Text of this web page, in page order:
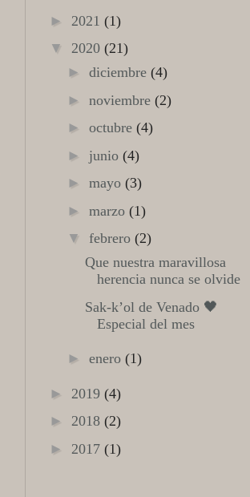
► 2021 (1)
▼ 2020 (21)
► diciembre (4)
► noviembre (2)
► octubre (4)
► junio (4)
► mayo (3)
► marzo (1)
▼ febrero (2)
Que nuestra maravillosa
herencia nunca se olvide
Sak-k’ol de Venado 🖤
Especial del mes
► enero (1)
► 2019 (4)
► 2018 (2)
► 2017 (1)